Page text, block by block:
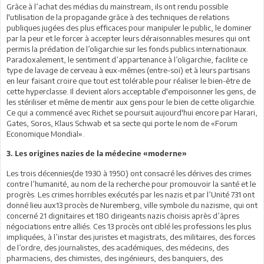
Grâce à l’achat des médias du mainstream, ils ont rendu possible
l'utilisation de la propagande grâce à des techniques de relations
publiques jugées des plus efficaces pour manipuler le public, le dominer
par la peur et le forcer à accepter leurs déraisonnables mesures qui ont
permis la prédation de l’oligarchie sur les fonds publics internationaux.
Paradoxalement, le sentiment d’appartenance à l’oligarchie, facilite ce
type de lavage de cerveau à eux-mêmes (entre-soi) et à leurs partisans
en leur faisant croire que tout est tolérable pour réaliser le bien-être de
cette hyperclasse. Il devient alors acceptable d'empoisonner les gens, de
les stériliser et même de mentir aux gens pour le bien de cette oligarchie.
Ce qui a commencé avec Richet se poursuit aujourd'hui encore par Harari,
Gates, Soros, Klaus Schwab et sa secte qui porte le nom de «Forum
Economique Mondial».
3. Les origines nazies de la médecine «moderne»
Les trois décennies(de 1930 à 1950) ont consacré les dérives des crimes
contre l’humanité, au nom de la recherche pour promouvoir la santé et le
progrès. Les crimes horribles exécutés par les nazis et par l’Unité 731 ont
donné lieu aux13 procès de Nuremberg, ville symbole du nazisme, qui ont
concerné 21 dignitaires et 180 dirigeants nazis choisis après d’âpres
négociations entre alliés. Ces 13 procès ont ciblé les professions les plus
impliquées, à l’instar des juristes et magistrats, des militaires, des forces
de l’ordre, des journalistes, des académiques, des médecins, des
pharmaciens, des chimistes, des ingénieurs, des banquiers, des